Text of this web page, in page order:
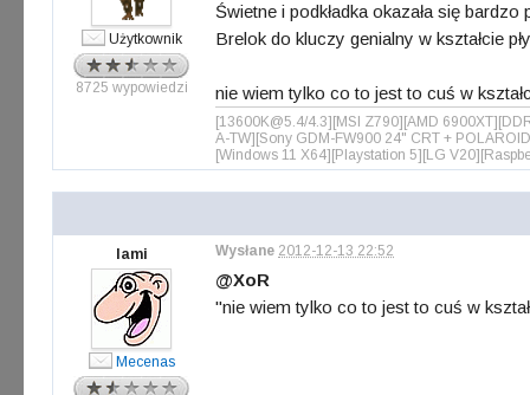
Użytkownik
8725 wypowiedzi
Świetne i podkładka okazała się
Brelok do kluczy genialny w kształcie
nie wiem tylko co to jest to cuś w
[13600K@5.4/4.3][MSI Z790][AMD
A-TW][Sony GDM-FW900 24" CRT +
[Windows 11 X64][Playstation 5][LG
lami
Mecenas
Wysłane 2012-12-13 22:52
@XoR
"nie wiem tylko co to jest to cuś w